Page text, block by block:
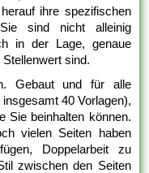
ihre spezifischen
sind nicht alleinig
in der Lage, genaue
sind.
Gebaut und für alle
40 Vorlagen),
Sie beinhalten können.
vielen Seiten haben
Doppelarbeit zu
zwischen den Seiten